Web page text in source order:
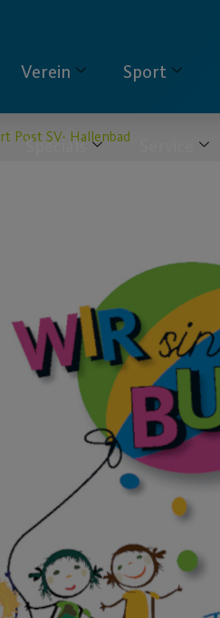
Verein Sport
Specials
Post SV- Hallenbad